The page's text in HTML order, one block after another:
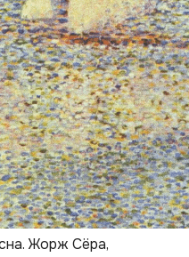
Жорж Сёра,